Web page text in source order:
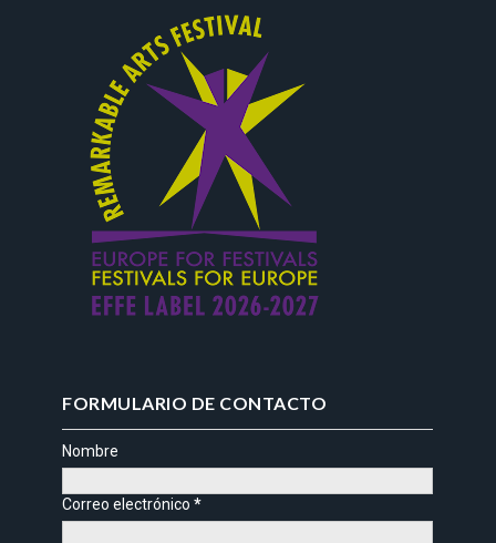
FORMULARIO DE CONTACTO
Nombre
Correo electrónico*